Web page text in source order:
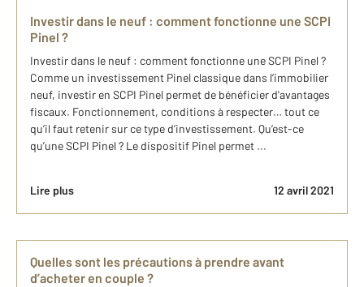
Investir dans le neuf : comment fonctionne une SCPI
Pinel ?
Investir dans le neuf : comment fonctionne une SCPI Pinel ?
Comme un investissement Pinel classique dans l’immobilier
neuf, investir en SCPI Pinel permet de bénéficier d'avantages
fiscaux. Fonctionnement, conditions à respecter… tout ce
qu’il faut retenir sur ce type d’investissement. Qu’est-ce
qu’une SCPI Pinel ? Le dispositif Pinel permet ...
Lire plus 12 avril 2021
Quelles sont les précautions à prendre avant
d’acheter en couple ?